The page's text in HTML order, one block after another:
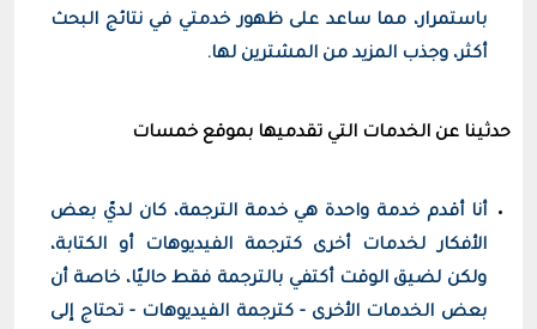
باستمرار، مما ساعد على ظهور خدمتي في نتائج البحث
أكثر، وجذب المزيد من المشترين لها.
حدثينا عن الخدمات التي تقدميها بموقع خمسات
أنا أقدم خدمة واحدة هي خدمة الترجمة، كان لديّ بعض
الأفكار لخدمات أخرى كترجمة الفيديوهات أو الكتابة،
ولكن لضيق الوقت أكتفي بالترجمة فقط حاليًا، خاصة أن
بعض الخدمات الأخرى - كترجمة الفيديوهات - تحتاج إلى